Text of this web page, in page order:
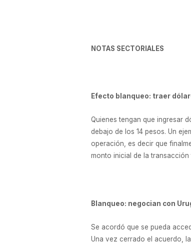
NOTAS SECTORIALES
Efecto blanqueo: traer
Quienes tengan que ingresar
debajo de los 14 pesos. Un
operación, es decir que
monto inicial de la transacción
Blanqueo: negocian con
Se acordó que se pueda
Una vez cerrado el acuerdo,